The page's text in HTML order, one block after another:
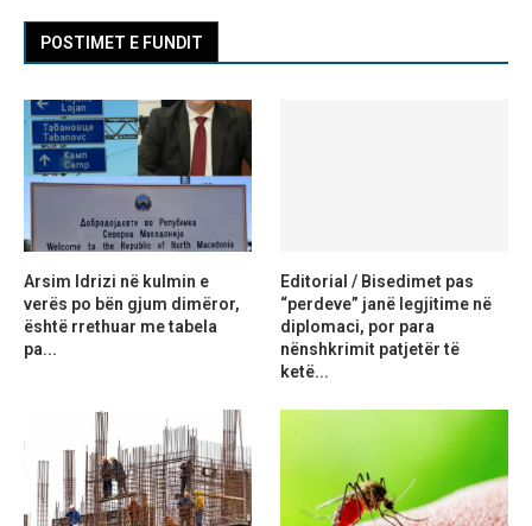
POSTIMET E FUNDIT
Arsim Idrizi në kulmin e
verës po bën gjum dimëror,
është rrethuar me tabela
pa...
Editorial / Bisedimet pas
“perdeve” janë legjitime në
diplomaci, por para
nënshkrimit patjetër të
ketë...